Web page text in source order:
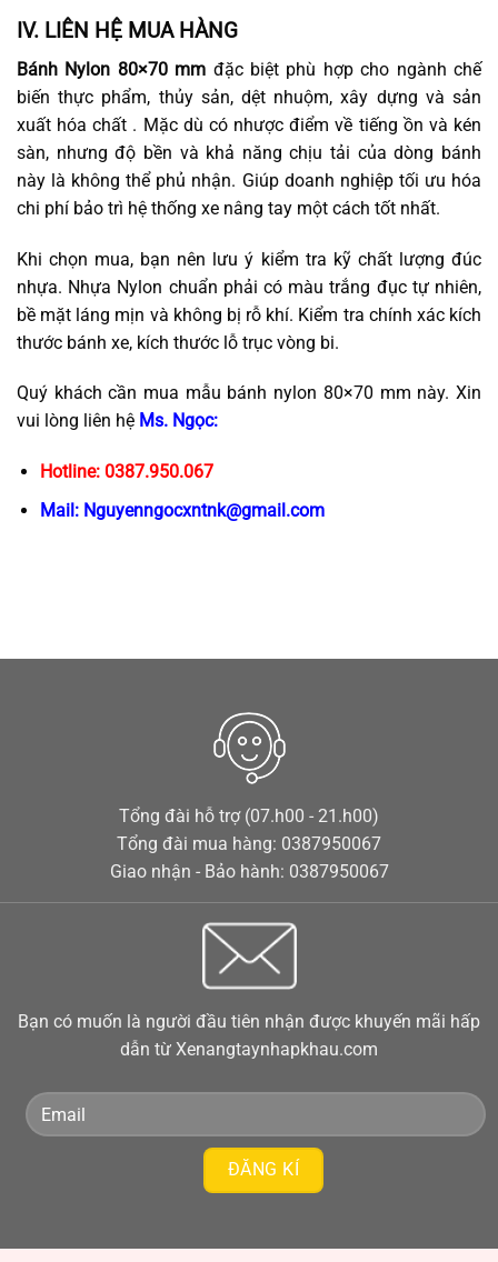
IV. LIÊN HỆ MUA HÀNG
Bánh Nylon 80×70 mm đặc biệt phù hợp cho ngành chế
biến thực phẩm, thủy sản, dệt nhuộm, xây dựng và sản
xuất hóa chất . Mặc dù có nhược điểm về tiếng ồn và kén
sàn, nhưng độ bền và khả năng chịu tải của dòng bánh
này là không thể phủ nhận. Giúp doanh nghiệp tối ưu hóa
chi phí bảo trì hệ thống xe nâng tay một cách tốt nhất.
Khi chọn mua, bạn nên lưu ý kiểm tra kỹ chất lượng đúc
nhựa. Nhựa Nylon chuẩn phải có màu trắng đục tự nhiên,
bề mặt láng mịn và không bị rỗ khí. Kiểm tra chính xác kích
thước bánh xe, kích thước lỗ trục vòng bi.
Quý khách cần mua mẫu bánh nylon 80×70 mm này. Xin
vui lòng liên hệ Ms. Ngọc:
Hotline: 0387.950.067
Mail: Nguyenngocxntnk@gmail.com
Tổng đài hỗ trợ (07.h00 - 21.h00)
Tổng đài mua hàng: 0387950067
Giao nhận - Bảo hành: 0387950067
Bạn có muốn là người đầu tiên nhận được khuyến mãi hấp
dẫn từ Xenangtaynhapkhau.com